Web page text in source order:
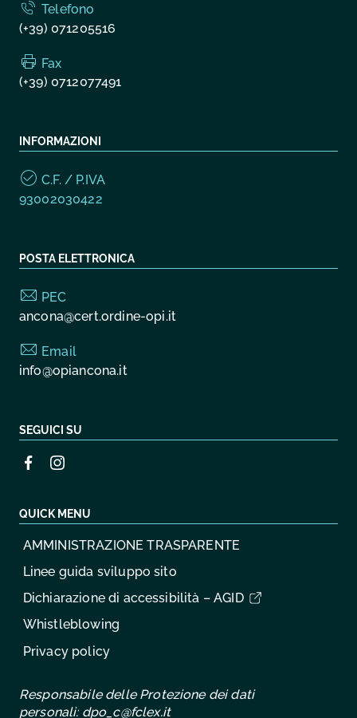
Telefono
(+39) 071205516
Fax
(+39) 0712077491
INFORMAZIONI
C.F. / P.IVA
93002030422
POSTA ELETTRONICA
PEC
ancona@cert.ordine-opi.it
Email
info@opiancona.it
SEGUICI SU
QUICK MENU
AMMINISTRAZIONE TRASPARENTE
Linee guida sviluppo sito
Dichiarazione di accessibilità – AGID
Whistleblowing
Privacy policy
Responsabile delle Protezione dei dati
personali: dpo_c@fclex.it